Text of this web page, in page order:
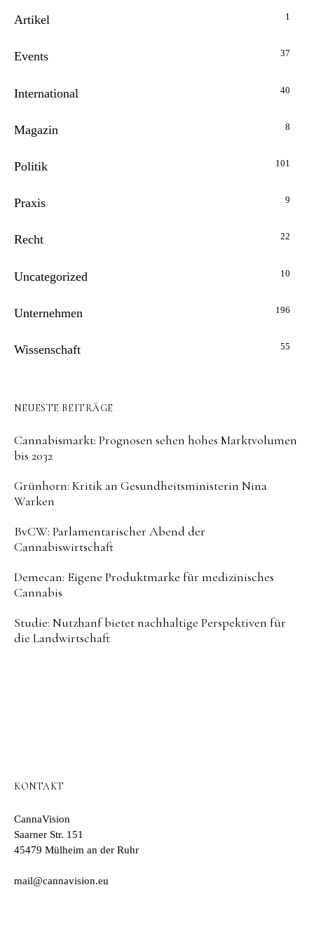
Artikel 1
Events 37
International 40
Magazin 8
Politik 101
Praxis 9
Recht 22
Uncategorized 10
Unternehmen 196
Wissenschaft 55
NEUESTE BEITRÄGE
Cannabismarkt: Prognosen sehen hohes Marktvolumen
bis 2032
Grünhorn: Kritik an Gesundheitsministerin Nina
Warken
BvCW: Parlamentarischer Abend der
Cannabiswirtschaft
Demecan: Eigene Produktmarke für medizinisches
Cannabis
Studie: Nutzhanf bietet nachhaltige Perspektiven für
die Landwirtschaft
KONTAKT
CannaVision
Saarner Str. 151
45479 Mülheim an der Ruhr
mail@cannavision.eu